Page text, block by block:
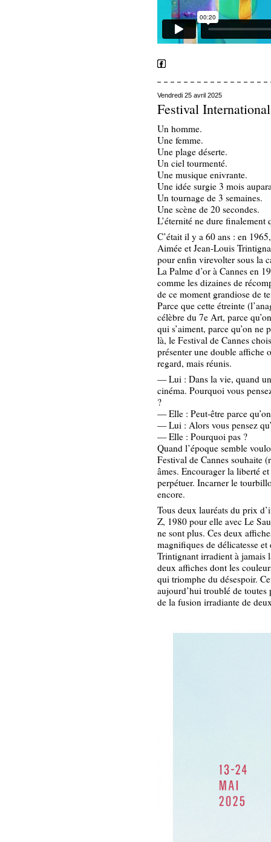
Vendredi 25 avril 2025
Festival
Un homme.
Une femme.
Une plage déserte.
Un ciel tourmenté.
Une musique enivrante.
Une idée surgie 3 mois
Un tournage de 3 semaines.
Une scène de 20 secondes.
L’éternité ne dure finalement
C’était il y a 60 ans : en
Aimée et Jean-Louis
pour enfin virevolter sous la
La Palme d’or à Cannes en
comme les dizaines de
de ce moment grandiose de
Parce que cette étreinte
célèbre du 7e Art, parce
qui s’aiment, parce qu’on ne
là, le Festival de Cannes
présenter une double affiche
regard, mais réunis.
— Lui : Dans la vie, quand
cinéma. Pourquoi vous
?
— Elle : Peut-être parce
— Lui : Alors vous pensez
— Elle : Pourquoi pas ?
Quand l’époque semble
Festival de Cannes souhaite
âmes. Encourager la liberté
perpétuer. Incarner le
encore.
Tous deux lauréats du prix
Z, 1980 pour elle avec Le
ne sont plus. Ces deux
magnifiques de délicatesse
Trintignant irradient à jamais
deux affiches dont les
qui triomphe du désespoir.
aujourd’hui troublé de
de la fusion irradiante de